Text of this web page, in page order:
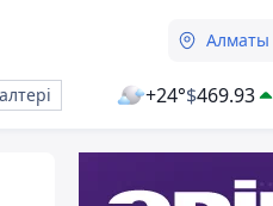
Алматы
+24°$469.93